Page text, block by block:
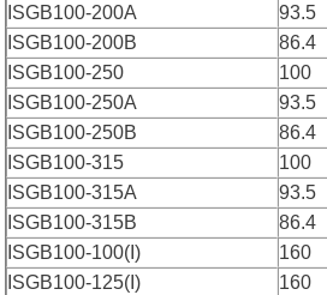
ISGB100-200A
93.5
ISGB100-200B
86.4
ISGB100-250
100
ISGB100-250A
93.5
ISGB100-250B
86.4
ISGB100-315
100
ISGB100-315A
93.5
ISGB100-315B
86.4
ISGB100-100(I)
160
ISGB100-125(I)
160